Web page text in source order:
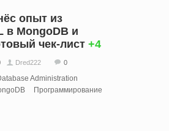
опыт из
в MongoDB и
чек-лист +4
Dred222 0
Administration
Программирование